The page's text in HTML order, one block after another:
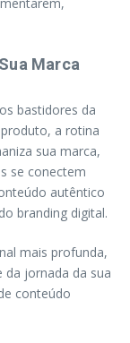
Marca
bastidores da
a rotina
sua marca,
se conectem
autêntico
branding digital.
mais profunda,
jornada da sua
conteúdo